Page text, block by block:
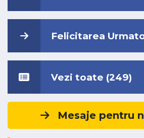
Felicitarea
Vezi toate (249)
Mesaje pentru